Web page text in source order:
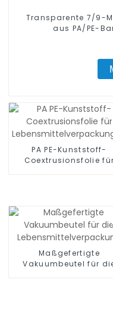
Transparente 7/9-
aus PA/PE-
PA PE-Kunststoff-
Coextrusionsfolie für
Maßgefertigte
Vakuumbeutel für